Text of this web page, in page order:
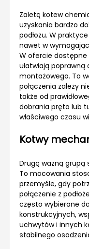
Zaletą kotew
uzyskania bardzo
podłożu. W
nawet w
W ofercie dostępne
ułatwiają
montażowego. To
połączenia zależy
także od
dobrania pręta lub
właściwego czasu
Kotwy
Drugą ważną
To mocowania
przemyśle, gdy
połączenie z
często wybierane
konstrukcyjnych,
uchwytów i innych
stabilnego